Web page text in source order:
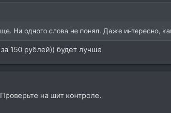
Ни одного слова не понял. Даже интересно,
150 рублей)) будет лучше
на шит контроле.